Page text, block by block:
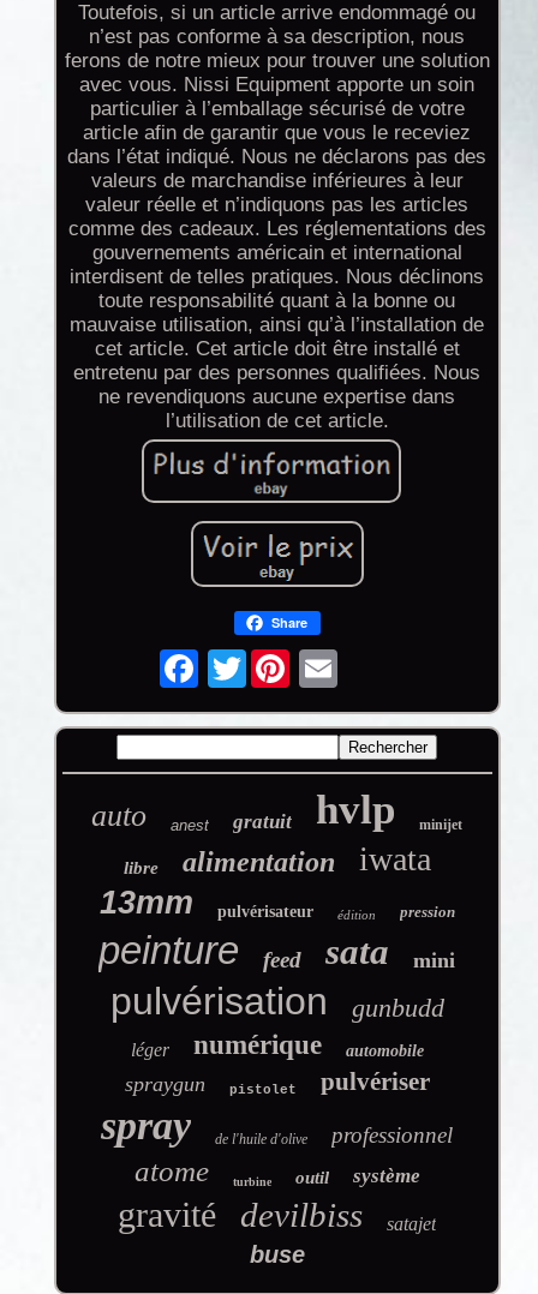
Toutefois, si un article arrive endommagé ou
n’est pas conforme à sa description, nous
ferons de notre mieux pour trouver une solution
avec vous. Nissi Equipment apporte un soin
particulier à l’emballage sécurisé de votre
article afin de garantir que vous le receviez
dans l’état indiqué. Nous ne déclarons pas des
valeurs de marchandise inférieures à leur
valeur réelle et n’indiquons pas les articles
comme des cadeaux. Les réglementations des
gouvernements américain et international
interdisent de telles pratiques. Nous déclinons
toute responsabilité quant à la bonne ou
mauvaise utilisation, ainsi qu’à l’installation de
cet article. Cet article doit être installé et
entretenu par des personnes qualifiées. Nous
ne revendiquons aucune expertise dans
l’utilisation de cet article.
Share
Twitter
auto anest gratuit hvlp minijet
libre alimentation iwata
13mm pulvérisateur édition pression
peinture feed sata mini
pulvérisation gunbudd
léger numérique automobile
spraygun pistolet pulvériser
spray de l'huile d'olive professionnel
atome turbine outil système
gravité devilbiss satajet
buse